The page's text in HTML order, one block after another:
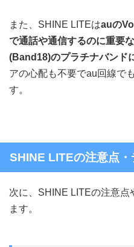
また、SHINE LITEはauの
で通話や通信するのに重要
(Band18)のプラチナバンド
アの心配も不要でau回線で
す。
SHINE LITEの注意点・
次に、SHINE LITEの注意点
ます。